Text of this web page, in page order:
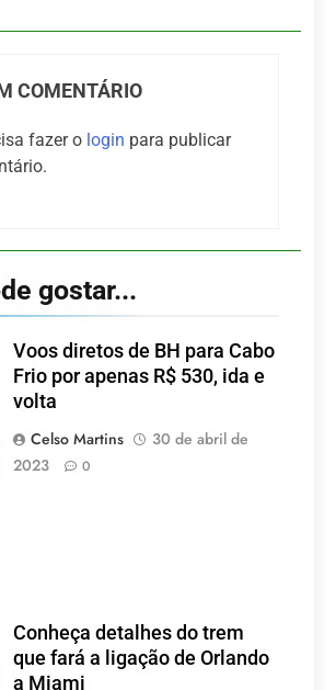
COMENTÁRIO
fazer o login para publicar
gostar...
Voos diretos de BH para Cabo
Frio por apenas R$ 530, ida e
volta
Celso Martins
30 de abril de
2023
0
Conheça detalhes do trem
que fará a ligação de Orlando
a Miami